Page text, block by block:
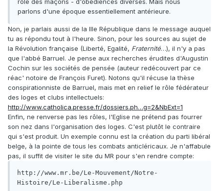
rôle des maçons - d'obédiences diverses. Mais nous
parlons d'une époque essentiellement antérieure.
Non, je parlais aussi de la IIIe République dans le message auquel
tu as répondu tout à l'heure. Sinon, pour les sources au sujet de
la Révolution française (Liberté, Egalité, Fraternité…), il n'y a pas
que l'abbé Barruel. Je pense aux recherches érudites d'Augustin
Cochin sur les sociétés de pensée (auteur redécouvert par ce
réac' notoire de François Furet). Notons qu'il récuse la thèse
conspirationniste de Barruel, mais met en relief le rôle fédérateur
des loges et clubs intellectuels:
http://www.catholica.presse.fr/dossiers.ph…g=2&NbExt=1
Enfin, ne renverse pas les rôles, l'Eglise ne prétend pas fourrer
son nez dans l'organisation des loges. C'est plutôt le contraire
qui s'est produit. Un exemple connu est la création du parti libéral
belge, à la pointe de tous les combats anticléricaux. Je n'affabule
pas, il suffit de visiter le site du MR pour s'en rendre compte:
http://www.mr.be/Le-Mouvement/Notre-
Histoire/Le-Liberalisme.php